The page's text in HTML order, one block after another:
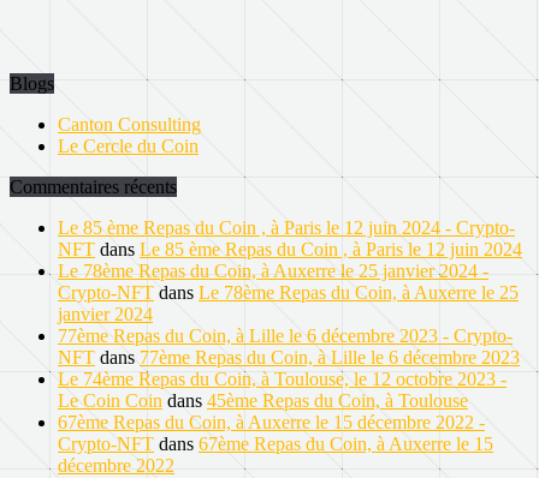
Blogs
Canton Consulting
Le Cercle du Coin
Commentaires récents
Le 85 ème Repas du Coin , à Paris le 12 juin 2024 - Crypto-
NFT dans Le 85 ème Repas du Coin , à Paris le 12 juin 2024
Le 78ème Repas du Coin, à Auxerre le 25 janvier 2024 -
Crypto-NFT dans Le 78ème Repas du Coin, à Auxerre le 25
janvier 2024
77ème Repas du Coin, à Lille le 6 décembre 2023 - Crypto-
NFT dans 77ème Repas du Coin, à Lille le 6 décembre 2023
Le 74ème Repas du Coin, à Toulouse, le 12 octobre 2023 -
Le Coin Coin dans 45ème Repas du Coin, à Toulouse
67ème Repas du Coin, à Auxerre le 15 décembre 2022 -
Crypto-NFT dans 67ème Repas du Coin, à Auxerre le 15
décembre 2022